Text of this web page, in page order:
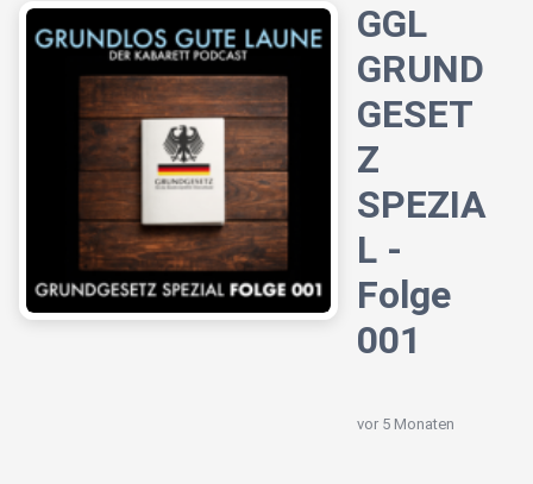
GGL
GRUND
GESET
Z
SPEZIA
L -
Folge
001
vor 5 Monaten